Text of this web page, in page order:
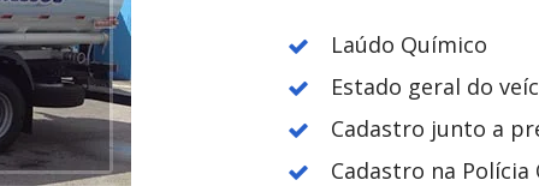
Laúdo Químico
Estado geral do
Cadastro junto a
Cadastro na Polícia